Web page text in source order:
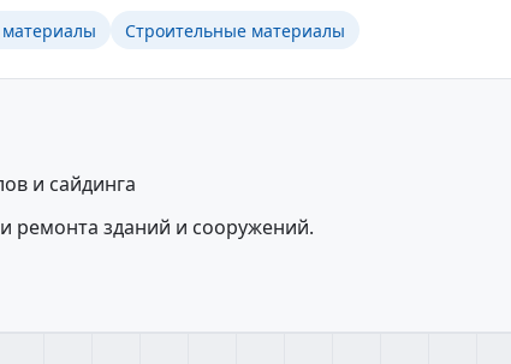
Строительные материалы
и сайдинга
ремонта зданий и сооружений.